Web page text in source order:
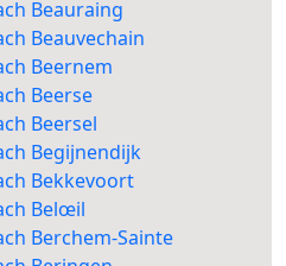
Beauraing
Beauvechain
Beernem
Beerse
Beersel
Begijnendijk
Bekkevoort
Belœil
Berchem-Sainte